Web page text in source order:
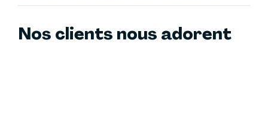
Nos clients nous adorent